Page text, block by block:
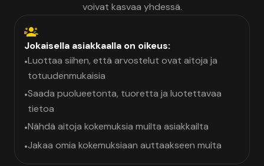
voivat kasvaa yhdessä.
Jokaisella asiakkaalla on oikeus:
•Luottaa siihen, että arvostelut ovat aitoja ja
totuudenmukaisia
•Saada puolueetonta, tuoretta ja luotettavaa
tietoa
•Nähdä aitoja kokemuksia muilta asiakkailta
•Jakaa omia kokemuksiaan auttaakseen muita